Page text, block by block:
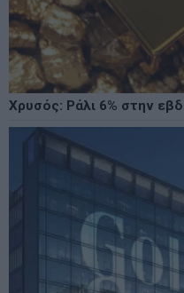
Χρυσός: Ράλι 6% στην